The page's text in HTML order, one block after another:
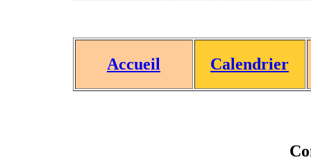
Accueil Calendrier